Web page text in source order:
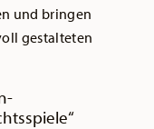
und bringen
gestalteten